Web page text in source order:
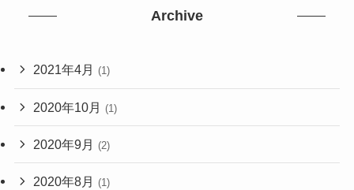
Archive
2021年4月 (1)
2020年10月 (1)
2020年9月 (2)
2020年8月 (1)